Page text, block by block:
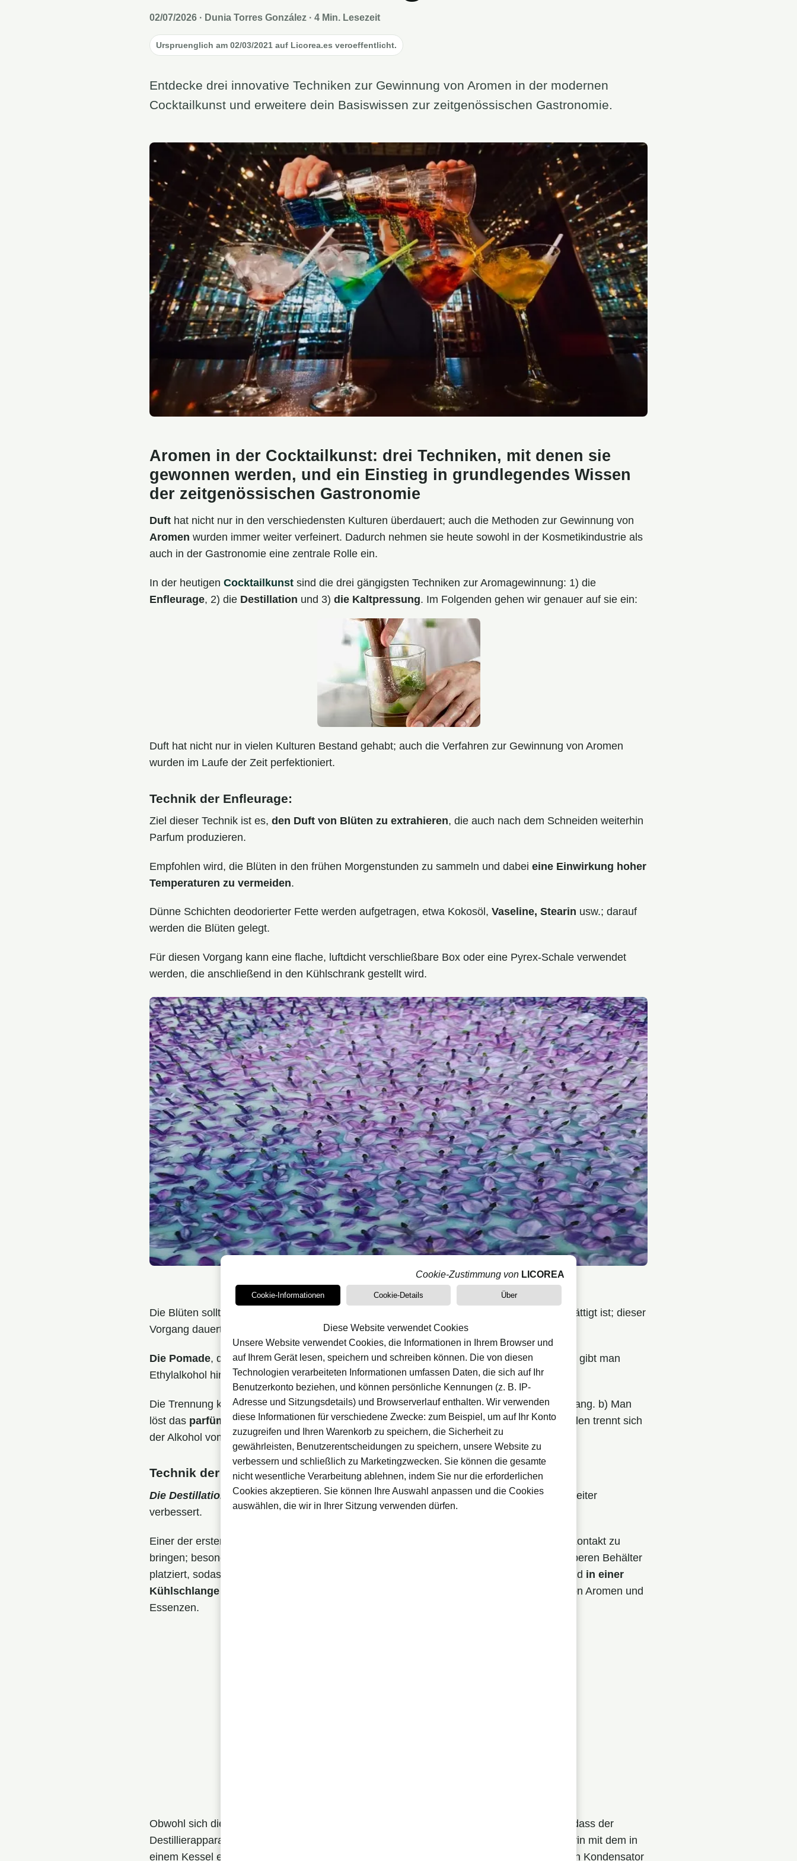
02/07/2026 · Dunia Torres González · 4 Min. Lesezeit
Urspruenglich am 02/03/2021 auf Licorea.es veroeffentlicht.
Entdecke drei innovative Techniken zur Gewinnung von Aromen in der modernen
Cocktailkunst und erweitere dein Basiswissen zur zeitgenössischen Gastronomie.
Aromen in der Cocktailkunst: drei Techniken, mit denen sie
gewonnen werden, und ein Einstieg in grundlegendes Wissen
der zeitgenössischen Gastronomie
Duft hat nicht nur in den verschiedensten Kulturen überdauert; auch die Methoden zur Gewinnung von
Aromen wurden immer weiter verfeinert. Dadurch nehmen sie heute sowohl in der Kosmetikindustrie als
auch in der Gastronomie eine zentrale Rolle ein.
In der heutigen Cocktailkunst sind die drei gängigsten Techniken zur Aromagewinnung: 1) die
Enfleurage, 2) die Destillation und 3) die Kaltpressung. Im Folgenden gehen wir genauer auf sie ein:
Duft hat nicht nur in vielen Kulturen Bestand gehabt; auch die Verfahren zur Gewinnung von Aromen
wurden im Laufe der Zeit perfektioniert.
Technik der Enfleurage:
Ziel dieser Technik ist es, den Duft von Blüten zu extrahieren, die auch nach dem Schneiden weiterhin
Parfum produzieren.
Empfohlen wird, die Blüten in den frühen Morgenstunden zu sammeln und dabei eine Einwirkung hoher
Temperaturen zu vermeiden.
Dünne Schichten deodorierter Fette werden aufgetragen, etwa Kokosöl, Vaseline, Stearin usw.; darauf
werden die Blüten gelegt.
Für diesen Vorgang kann eine flache, luftdicht verschließbare Box oder eine Pyrex-Schale verwendet
werden, die anschließend in den Kühlschrank gestellt wird.
Die Enfleurage ist eine traditionelle Technik, mit der der Duft von Blüten gewonnen wird.
Die Blüten sollten täglich ausgetauscht werden, bis das Fett mit
gesättigt ist; dieser
Vorgang dauert ungefähr zwei Wochen.
Die Pomade, die dabei entsteht, wird in einsterilisiertes Glasgefäßgefüllt. Anschließend gibt man
Ethylalkohol hinzu, um das feste Fett vom flüchtigen Duftölzu trennen.
Die Trennung kann auf zwei Arten erfolgen: a) Man schüttelt dieMischung zwei Wochen lang. b) Man
löst das parfümierte Fettim Wasserbad, fügt Alkohol hinzu und schüttelt es. In beiden Fällen trennt sich
der Alkohol vom Fett, sodass die duftende Flüssigkeit gewonnen werden kann.
Technik der Destillation
Die Destillation:
Diese Technik wird sehr häufig eingesetzt und im Laufe der Zeit immer weiter
verbessert.
Einer der ersten Versuche bestand darin,
in Kontakt zu
bringen; besonders wirksam war das jedoch nicht. Später wurden die Pflanzen in einem oberen Behälter
platziert, sodass der im unteren Teil entstehende Dampf hindurchströmen und anschließend in einer
Kühlschlange kondensieren
konnte. So entstand der Destillierapparat zur Gewinnung von Aromen und
Essenzen.
Obwohl sich die Methode als erfolgreich erwies, führte die
dazu, dass der
Destillierapparat zu einem Extraktor weiterentwickelt wurde: Das Pflanzenmaterial wird darin mit dem in
einem Kessel erzeugten Dampf in Kontakt gebracht. Danach gelangt dieser Dampf in einen Kondensator
Cookie-Zustimmung von LICOREA
Cookie-Informationen Cookie-Details Über
Diese Website verwendet Cookies
Unsere Website verwendet Cookies, die Informationen in Ihrem Browser und
auf Ihrem Gerät lesen, speichern und schreiben können. Die von diesen
Technologien verarbeiteten Informationen umfassen Daten, die sich auf Ihr
Benutzerkonto beziehen, und können persönliche Kennungen (z. B. IP-
Adresse und Sitzungsdetails) und Browserverlauf enthalten. Wir verwenden
diese Informationen für verschiedene Zwecke: zum Beispiel, um auf Ihr Konto
zuzugreifen und Ihren Warenkorb zu speichern, die Sicherheit zu
gewährleisten, Benutzerentscheidungen zu speichern, unsere Website zu
verbessern und schließlich zu Marketingzwecken. Sie können die gesamte
nicht wesentliche Verarbeitung ablehnen, indem Sie nur die erforderlichen
Cookies akzeptieren. Sie können Ihre Auswahl anpassen und die Cookies
auswählen, die wir in Ihrer Sitzung verwenden dürfen.